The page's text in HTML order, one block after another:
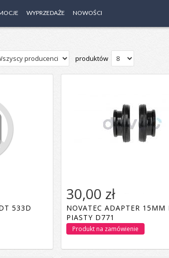
WYPRZEDAŻE NOWOŚCI
produktów
533D
30,00 zł
NOVATEC ADAPTER 15MM
PIASTY D771
Produkt na zamówienie